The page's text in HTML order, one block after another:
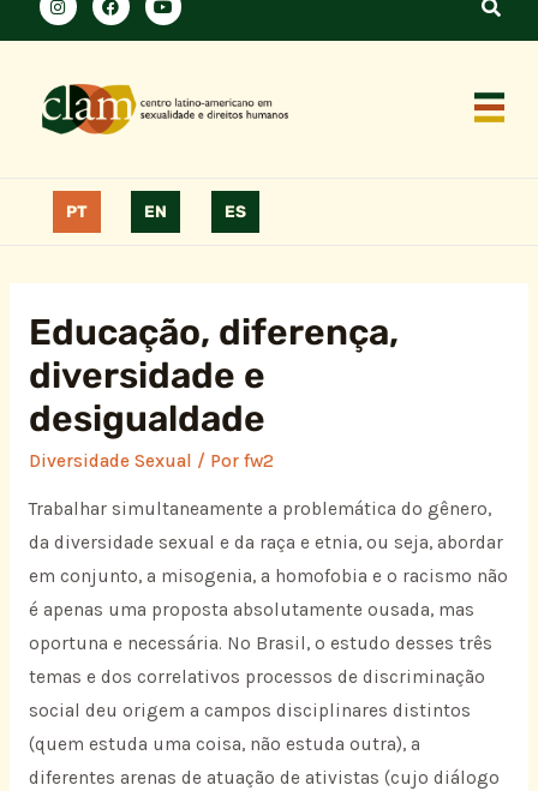
PT EN ES
Educação, diferença,
diversidade e
desigualdade
Diversidade Sexual / Por fw2
Trabalhar simultaneamente a problemática do gênero,
da diversidade sexual e da raça e etnia, ou seja, abordar
em conjunto, a misogenia, a homofobia e o racismo não
é apenas uma proposta absolutamente ousada, mas
oportuna e necessária. No Brasil, o estudo desses três
temas e dos correlativos processos de discriminação
social deu origem a campos disciplinares distintos
(quem estuda uma coisa, não estuda outra), a
diferentes arenas de atuação de ativistas (cujo diálogo